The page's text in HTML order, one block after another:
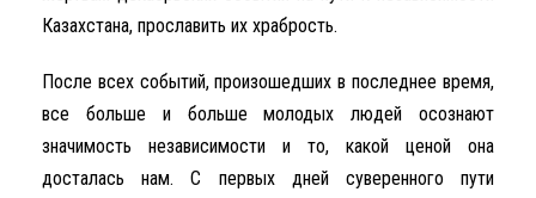
Казахстана, прославить их храбрость.
После всех событий, произошедших в последнее время,
все больше и больше молодых людей осознают
значимость независимости и то, какой ценой она
досталась нам. С первых дней суверенного пути